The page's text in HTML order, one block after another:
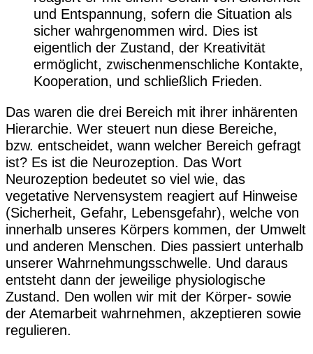
und Entspannung, sofern die Situation als
sicher wahrgenommen wird. Dies ist
eigentlich der Zustand, der Kreativität
ermöglicht, zwischenmenschliche Kontakte,
Kooperation, und schließlich Frieden.
Das waren die drei Bereich mit ihrer inhärenten
Hierarchie. Wer steuert nun diese Bereiche,
bzw. entscheidet, wann welcher Bereich gefragt
ist? Es ist die Neurozeption. Das Wort
Neurozeption bedeutet so viel wie, das
vegetative Nervensystem reagiert auf Hinweise
(Sicherheit, Gefahr, Lebensgefahr), welche von
innerhalb unseres Körpers kommen, der Umwelt
und anderen Menschen. Dies passiert unterhalb
unserer Wahrnehmungsschwelle. Und daraus
entsteht dann der jeweilige physiologische
Zustand. Den wollen wir mit der Körper- sowie
der Atemarbeit wahrnehmen, akzeptieren sowie
regulieren.